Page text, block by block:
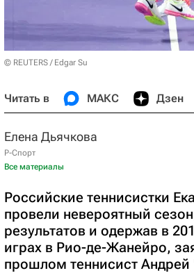
© REUTERS / Edgar Su
Читать в МАКС Дзен
Елена Дьячкова
Р-Спорт
Все материалы
Российские теннисистки
провели невероятный
результатов и одержав в
играх в Рио-де-Жанейро,
прошлом теннисист Андрей